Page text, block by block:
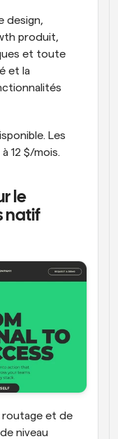
design,
produit,
et toute
et la
Les
12 $/mois.
le
natif
routage et de
niveau